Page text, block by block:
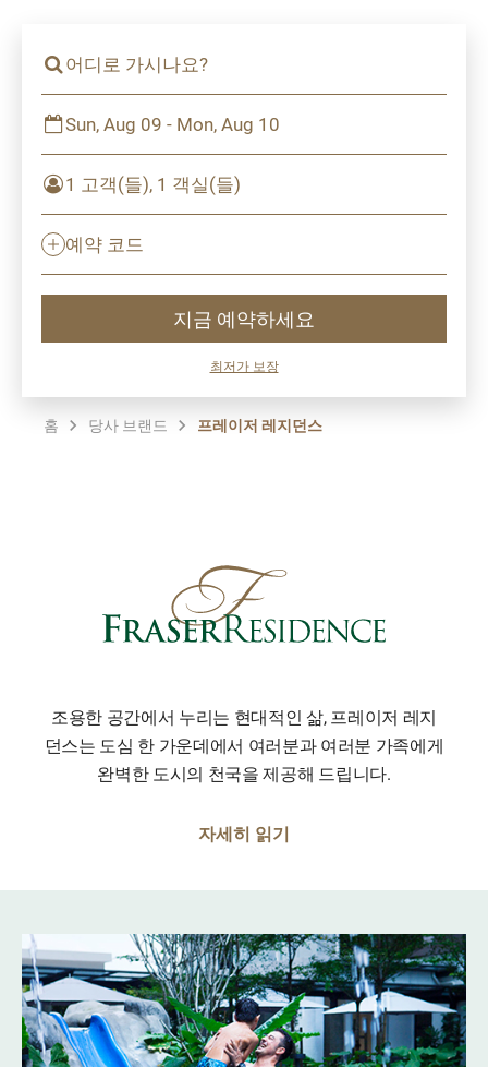
어디로 가시나요?
Sun, Aug 09 - Mon, Aug 10
1 고객(들), 1 객실(들)
예약 코드
지금 예약하세요
최저가 보장
홈 당사 브랜드 프레이저 레지던스
조용한 공간에서 누리는 현대적인 삶, 프레이저 레지
던스는 도심 한 가운데에서 여러분과 여러분 가족에게
완벽한 도시의 천국을 제공해 드립니다.
자세히 읽기